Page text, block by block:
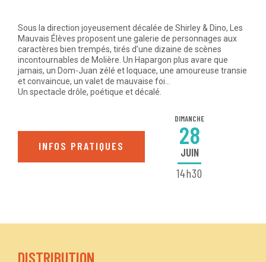
Sous la direction joyeusement décalée de Shirley & Dino, Les
Mauvais Élèves proposent une galerie de personnages aux
caractères bien trempés, tirés d’une dizaine de scènes
incontournables de Molière. Un Hapargon plus avare que
jamais, un Dom-Juan zélé et loquace, une amoureuse transie
et convaincue, un valet de mauvaise foi…
Un spectacle drôle, poétique et décalé.
INFOS PRATIQUES
DIMANCHE
28
JUIN
14h30
DISTRIBUTION